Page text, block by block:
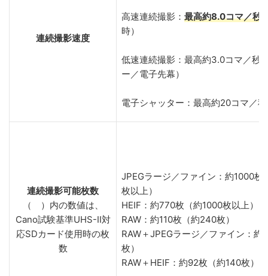
連続撮影速度
高速連続撮影： 最高約8.0コマ／秒
時）
低速連続撮影：最高約3.0コマ／秒
ー／電子先幕）
電子シャッター：最高約20コマ／
連続撮影可能枚数
（ ）内の数値は、
Cano試験基準UHS-II対
応SDカード使用時の枚
数
JPEGラージ／ファイン：約1000枚
枚以上）
HEIF：約770枚（約1000枚以上）
RAW：約110枚（約240枚）
RAW＋JPEGラージ／ファイン：約
枚）
RAW＋HEIF：約92枚（約140枚）